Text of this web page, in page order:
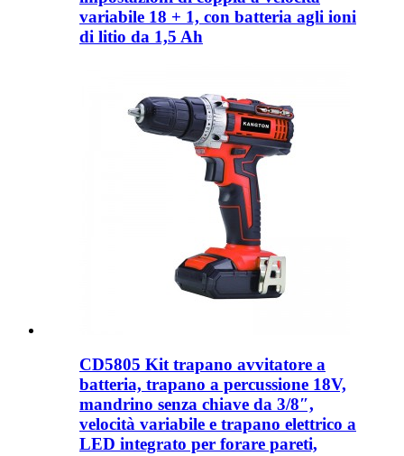
variabile 18 + 1, con batteria agli ioni
di litio da 1,5 Ah
CD5805 Kit trapano avvitatore a
batteria, trapano a percussione 18V,
mandrino senza chiave da 3/8″,
velocità variabile e trapano elettrico a
LED integrato per forare pareti,